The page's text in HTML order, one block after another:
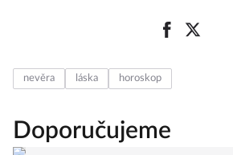
nevěra láska horoskop
Doporučujeme